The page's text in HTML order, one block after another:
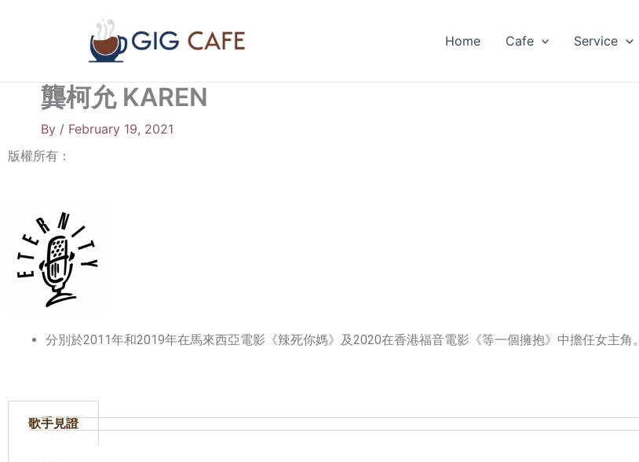
Home Cafe Service
龔柯允 KAREN
By / February 19, 2021
版權所有：
分別於2011年和2019年在馬來西亞電影《辣死你媽》及2020在香港福音電影《等一個擁抱》中擔任女主角。
歌手見證